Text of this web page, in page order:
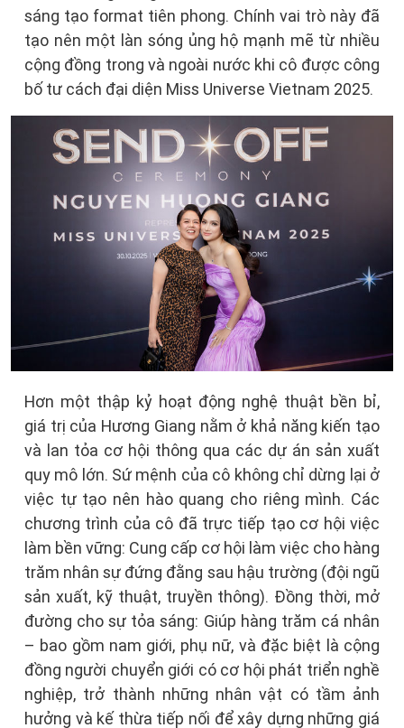
sáng tạo format tiên phong. Chính vai trò này đã
tạo nên một làn sóng ủng hộ mạnh mẽ từ nhiều
cộng đồng trong và ngoài nước khi cô được công
bố tư cách đại diện Miss Universe Vietnam 2025.
Hơn một thập kỷ hoạt động nghệ thuật bền bỉ,
giá trị của Hương Giang nằm ở khả năng kiến tạo
và lan tỏa cơ hội thông qua các dự án sản xuất
quy mô lớn. Sứ mệnh của cô không chỉ dừng lại ở
việc tự tạo nên hào quang cho riêng mình. Các
chương trình của cô đã trực tiếp tạo cơ hội việc
làm bền vững: Cung cấp cơ hội làm việc cho hàng
trăm nhân sự đứng đằng sau hậu trường (đội ngũ
sản xuất, kỹ thuật, truyền thông). Đồng thời, mở
đường cho sự tỏa sáng: Giúp hàng trăm cá nhân
– bao gồm nam giới, phụ nữ, và đặc biệt là cộng
đồng người chuyển giới có cơ hội phát triển nghề
nghiệp, trở thành những nhân vật có tầm ảnh
hưởng và kế thừa tiếp nối để xây dựng những giá